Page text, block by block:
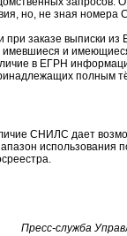
но, не зная
заказе выписки из
имевшиеся и
в ЕГРН
полным
СНИЛС дает
использования
Пресс-служба